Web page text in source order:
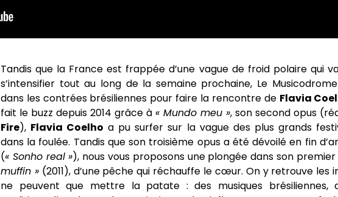
Tandis que la France est frappée d’une vague de froid polaire qui
s’intensifier tout au long de la semaine prochaine, Le
dans les contrées brésiliennes pour faire la rencontre de Flavia
fait le buzz depuis 2014 grâce à « Mundo meu », son second opus
Fire), Flavia Coelho a pu surfer sur la vague des plus grands
dans la foulée. Tandis que son troisième opus a été dévoilé en fin
(« Sonho real »), nous vous proposons une plongée dans son
muffin »(2011), d’une pêche qui réchauffe le cœur. On y retrouve les
ne peuvent que mettre la patate : des musiques brésiliennes,